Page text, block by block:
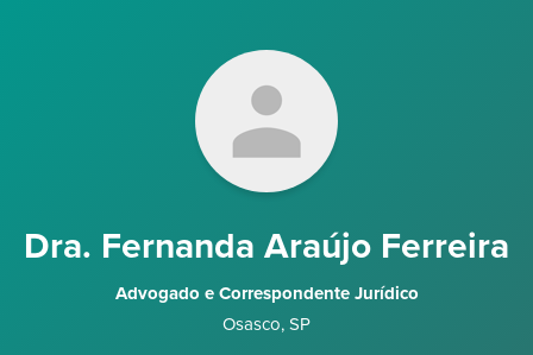
Dra. Fernanda Araújo Ferreira
Advogado e Correspondente Jurídico
Osasco, SP